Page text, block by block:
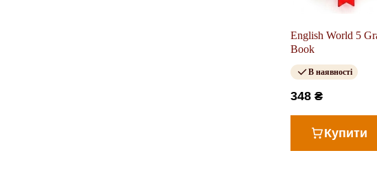
English World 5
Book
В наявності
348 ₴
Купити